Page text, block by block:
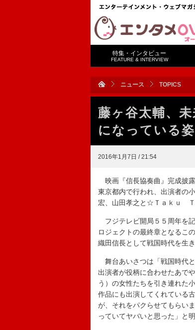
特集・インタビュー
FEATURE & INTERVIEW
ニュース TOPICS
藤ヶ谷太輔、
になっている姿
2016年1月7日 / 21:54
映画『信長協奏曲』完成披
東京都内で行われ、出演者の
宏、山田孝之と☆Ｔａｋｕ Ｔ
フジテレビ開局５５周年を
ロジェクトの最終章となるこ
織田信長として戦国時代を生
舞台あいさつは「戦国時代
出演者が役柄に合わせたあで
う）の女性たちを引き連れた
作品にも出演してくれている
が、それをパクらせてもらい
っていてヤバいと思った」と明